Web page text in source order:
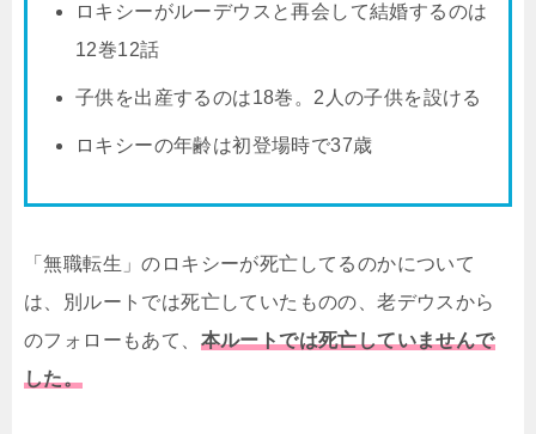
ロキシーがルーデウスと再会して結婚するのは
12巻12話
子供を出産するのは18巻。2人の子供を設ける
ロキシーの年齢は初登場時で37歳
「無職転生」のロキシーが死亡してるのかについて
は、別ルートでは死亡していたものの、老デウスから
のフォローもあて、 本ルートでは死亡していませんで
した。